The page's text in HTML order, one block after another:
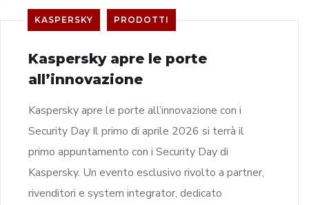
KASPERSKY PRODOTTI
Kaspersky apre le porte
all’innovazione
Kaspersky apre le porte all’innovazione con i
Security Day Il primo di aprile 2026 si terrà il
primo appuntamento con i Security Day di
Kaspersky. Un evento esclusivo rivolto a partner,
rivenditori e system integrator, dedicato